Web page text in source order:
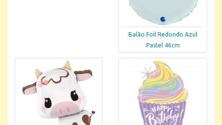
Balão Foil Redondo Azul
Pastel 46cm